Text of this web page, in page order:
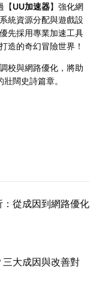
【UU加速器】強化網
統資源分配與遊戲設
先採用專業加速工具
造的奇幻冒險世界！
校與網路優化，將助
闊史詩篇章。
從成因到網路優化
大成因與改善對